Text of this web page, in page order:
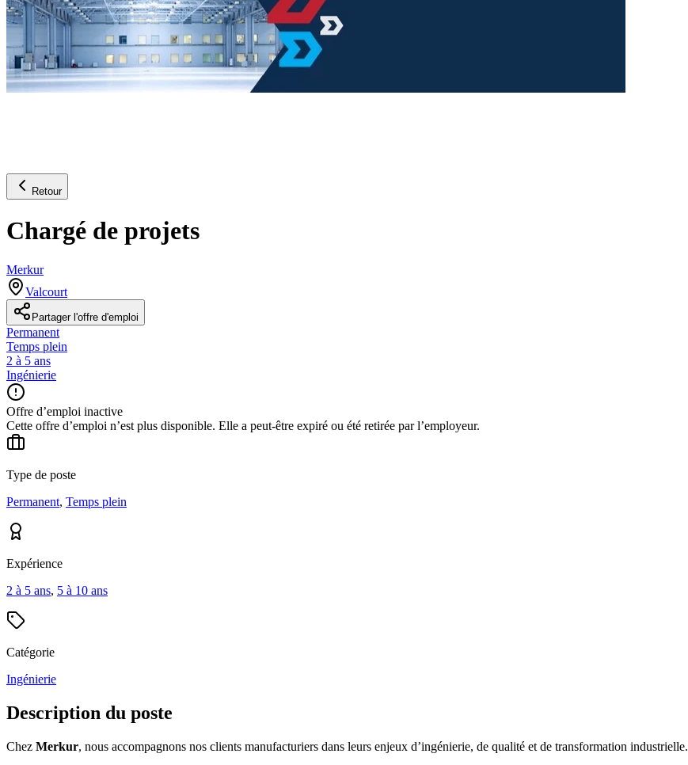
Retour
Chargé de projets
Merkur
Valcourt
Partager l'offre d'emploi
Permanent
Temps plein
2 à 5 ans
Ingénierie
Offre d’emploi inactive
Cette offre d’emploi n’est plus disponible. Elle a peut-être expiré ou été retirée par l’employeur.
Type de poste
Permanent, Temps plein
Expérience
2 à 5 ans, 5 à 10 ans
Catégorie
Ingénierie
Description du poste
Chez Merkur, nous accompagnons nos clients manufacturiers dans leurs enjeux d’ingénierie, de qualité et de transformation industrielle.